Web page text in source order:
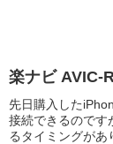
楽ナビ AVIC-
先日購入した
接続できるのです
るタイミングがあ